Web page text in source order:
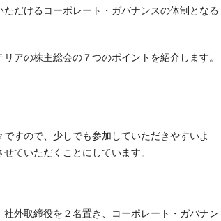
だけるコーポレート・ガバナンスの体制となる
アの株主総会の７つのポイントを紹介します。
すので、少しでも参加していただきやすいよ
せていただくことにしています。
外取締役を２名置き、コーポレート・ガバナン